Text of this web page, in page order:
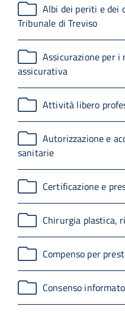
Albi dei periti e dei
Tribunale di Treviso
Assicurazione per i
assicurativa
Attività libero
Autorizzazione e
sanitarie
Certificazione e
Chirurgia plastica,
Compenso per
Consenso informato